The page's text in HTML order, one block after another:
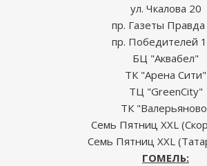
ул. Чкалова 20
пр. Газеты
пр. Победителей
БЦ "Аквабел"
ТК "Арена Сити"
ТЦ "GreenCity"
ТК
Семь Пятниц XXL
Семь Пятниц XXL
ГОМЕЛЬ: